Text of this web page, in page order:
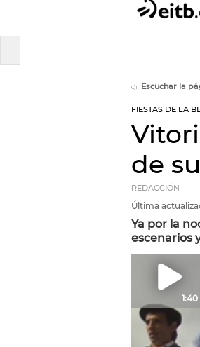
Escuchar la
FIESTAS DE LA
de
REDACCIÓN
Última
Ya por la
escenarios
1:40